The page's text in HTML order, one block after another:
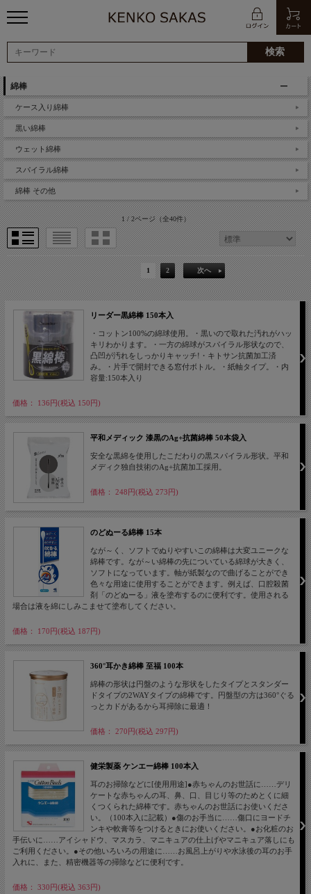
綿棒
ケース入り綿棒
黒い綿棒
ウェット綿棒
スパイラル綿棒
綿棒 その他
1 / 2ページ（全40件）
1 2 次へ
リーダー黒綿棒 150本入
・コットン100%の綿球使用。・黒いので取れた汚れがハッ
キリわかります。・一方の綿球がスパイラル形状なので、
凸凹が汚れをしっかりキャッチ!・キトサン抗菌加工済
み。・片手で開封できる窓付ボトル。・紙軸タイプ。・内
容量:150本入り
価格： 136円(税込 150円)
平和メディック 漆黒のAg+抗菌綿棒 50本袋入
安全な黒綿を使用したこだわりの黒スパイラル形状。平和
メディク独自技術のAg+抗菌加工採用。
価格： 248円(税込 273円)
のどぬーる綿棒 15本
なが～く、ソフトでぬりやすいこの綿棒は大変ユニークな
綿棒です。なが～い綿棒の先についている綿球が大きく、
ソフトになっています。軸が紙製なので曲げることができ
色々な用途に使用することができます。例えば、口腔殺菌
剤「のどぬーる」液を塗布するのに便利です。使用される
場合は液を綿にしみこませて塗布してください。
価格： 170円(税込 187円)
360°耳かき綿棒 至福 100本
綿棒の形状は円盤のような形状をしたタイプとスタンダー
ドタイプの2WAYタイプの綿棒です。円盤型の方は360°ぐる
っとカドがあるから耳掃除に最適！
価格： 270円(税込 297円)
健栄製薬 ケンエー綿棒 100本入
耳のお掃除などに[使用用途]●赤ちゃんのお世話に……デリ
ケートな赤ちゃんの耳、鼻、口、目じり等のためとくに細
くつくられた綿棒です。赤ちゃんのお世話にお使いくださ
い。（100本入に記載）●傷のお手当に……傷口にヨードチ
ンキや軟膏等をつけるときにお使いください。●お化粧のお
手伝いに……アイシャドウ、マスカラ、マニキュアの仕上げやマニキュア落しにも
ご利用ください。●その他いろいろの用途に……お風呂上がりや水泳後の耳のお手
入れに、また、精密機器等の掃除などに便利です。
価格： 330円(税込 363円)